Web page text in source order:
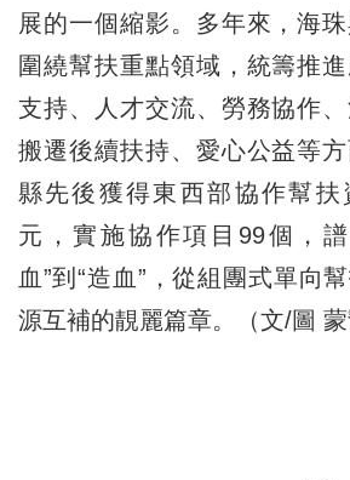
展的一個縮影。多年來，海
圍繞幫扶重點領域，統籌推
支持、人才交流、勞務協作
搬遷後續扶持、愛心公益等
縣先後獲得東西部協作幫扶
元，實施協作項目99個，
血”到“造血”，從組團式單向
源互補的靚麗篇章。（文/圖 蒙